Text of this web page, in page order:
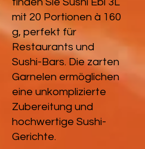
mit 20 Portionen à 160
g, perfekt für
Restaurants und
Sushi-Bars. Die zarten
Garnelen ermöglichen
eine unkomplizierte
Zubereitung und
hochwertige Sushi-
Gerichte.